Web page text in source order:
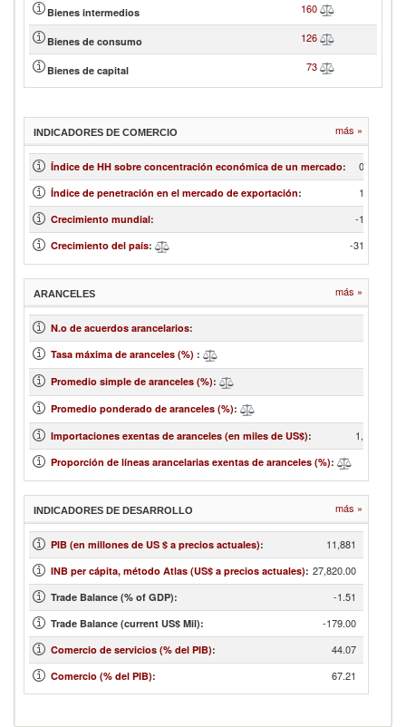
Bienes intermedios 160
Bienes de consumo 126
Bienes de capital 73
INDICADORES DE COMERCIO más »
Índice de HH sobre concentración económica de un mercado: 0.12
Índice de penetración en el mercado de exportación: 1.56
Crecimiento mundial: -1.38
Crecimiento del país: -31.46
ARANCELES más »
N.o de acuerdos arancelarios:
Tasa máxima de aranceles (%) :
Promedio simple de aranceles (%):
Promedio ponderado de aranceles (%):
Importaciones exentas de aranceles (en miles de US$):
Proporción de líneas arancelarias exentas de aranceles (%):
INDICADORES DE DESARROLLO más »
PIB (en millones de US $ a precios actuales): 11,881
INB per cápita, método Atlas (US$ a precios actuales): 27,820.00
Trade Balance (% of GDP): -1.51
Trade Balance (current US$ Mil): -179.00
Comercio de servicios (% del PIB): 44.07
Comercio (% del PIB): 67.21